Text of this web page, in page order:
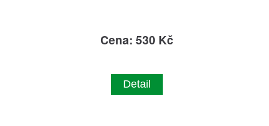
Cena: 530 Kč
Detail